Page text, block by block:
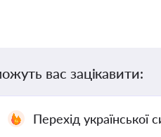
вас зацікавити:
Перехід